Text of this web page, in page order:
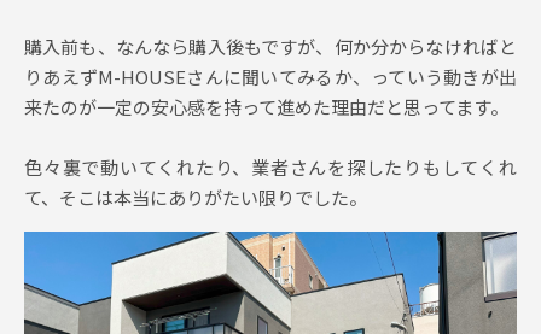
購入前も、なんなら購入後もですが、何か分からなければと
りあえずM-HOUSEさんに聞いてみるか、っていう動きが出
来たのが一定の安心感を持って進めた理由だと思ってます。
色々裏で動いてくれたり、業者さんを探したりもしてくれ
て、そこは本当にありがたい限りでした。